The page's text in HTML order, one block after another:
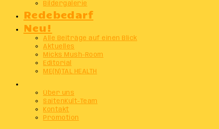
Bildergalerie
Redebedarf
Neu!
Alle Beiträge auf einen Blick
Aktuelles
Micks Mush-Room
Editorial
ME(N)TAL HEALTH
Über uns
SaitenKult-Team
Kontakt
Promotion